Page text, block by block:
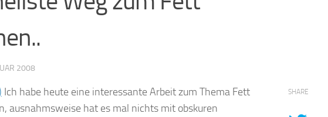
2008
Ich habe heute eine interessante Arbeit zum Thema Fett
ausnahmsweise hat es mal nichts mit obskuren
SHARE